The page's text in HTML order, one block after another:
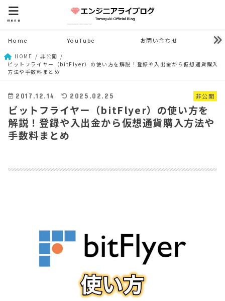
menu
Home YouTube お問い合わせ
HOME
非公開
ビットフライヤー（bitFlyer）の使い方を解説！登録や入出金から仮想通貨購入
方法や手数料まとめ
非公開
2017.12.14 2025.02.25
ビットフライヤー（bitFlyer）の使い方を
解説！登録や入出金から仮想通貨購入方法や
手数料まとめ